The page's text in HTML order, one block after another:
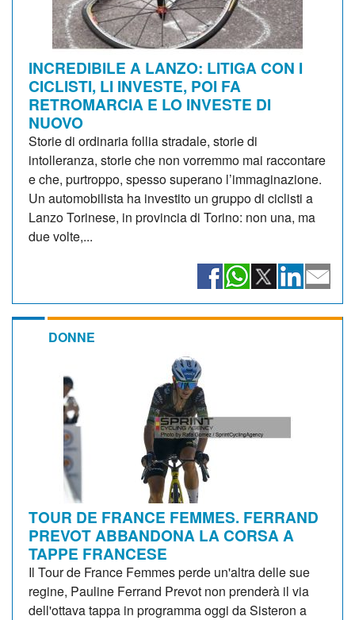
INCREDIBILE A LANZO: LITIGA CON I
CICLISTI, LI INVESTE, POI FA
RETROMARCIA E LO INVESTE DI
NUOVO
Storie di ordinaria follia stradale, storie di
intolleranza, storie che non vorremmo mai raccontare
e che, purtroppo, spesso superano l’immaginazione.
Un automobilista ha investito un gruppo di ciclisti a
Lanzo Torinese, in provincia di Torino: non una, ma
due volte,...
DONNE
TOUR DE FRANCE FEMMES. FERRAND
PREVOT ABBANDONA LA CORSA A
TAPPE FRANCESE
Il Tour de France Femmes perde un'altra delle sue
regine, Pauline Ferrand Prevot non prenderà il via
dell'ottava tappa in programma oggi da Sisteron a